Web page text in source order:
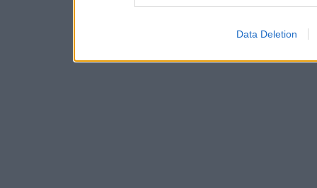
Data Deletion